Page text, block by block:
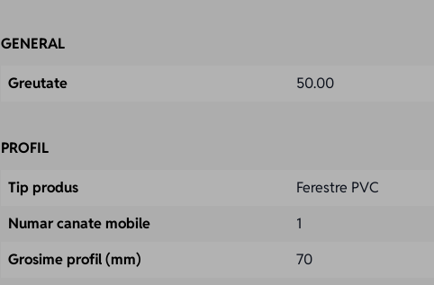
GENERAL
Greutate 50.00
PROFIL
Tip produs
Ferestre PVC
Numar canate mobile
1
Grosime profil (mm)
70